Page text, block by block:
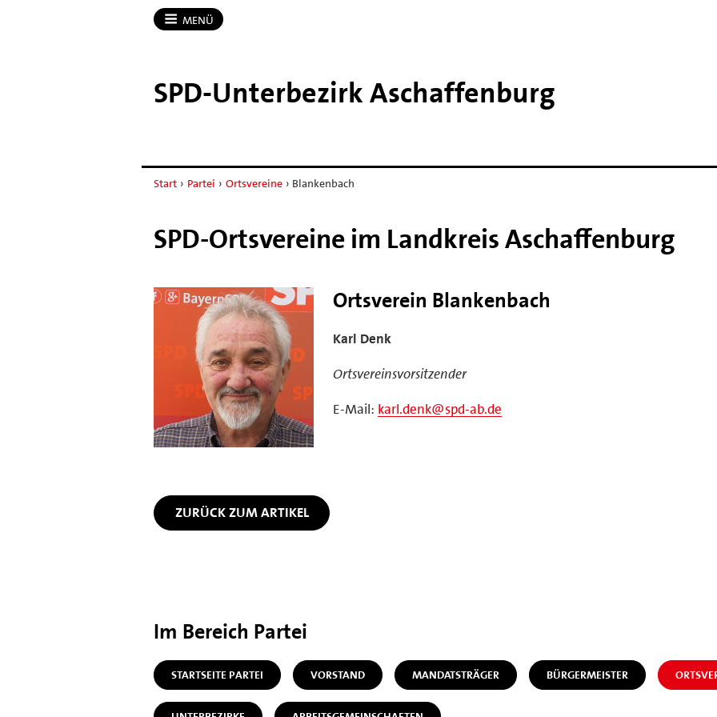
MENÜ
SPD-​Unterbezirk Aschaffenburg
Start › Partei › Ortsvereine › Blankenbach
SPD-Ortsvereine im Landkreis Aschaffenburg
Ortsverein Blankenbach
Karl Denk
Ortsvereinsvorsitzender
E-Mail: karl.denk@spd-ab.de
ZURÜCK ZUM ARTIKEL
Im Bereich Partei
STARTSEITE PARTEI VORSTAND MANDATSTRÄGER BÜRGERMEISTER